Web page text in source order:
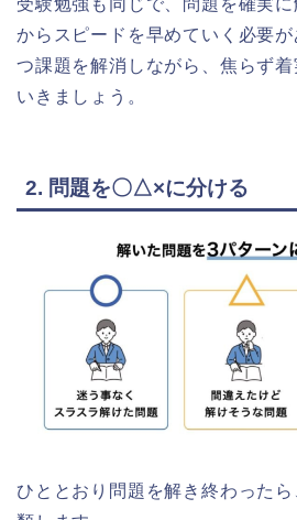
受験勉強も同じで、問題を確実
からスピードを早めていく必要
つ課題を解消しながら、焦らず
いきましょう。
2. 問題を〇△×に分ける
ひととおり問題を解き終わった